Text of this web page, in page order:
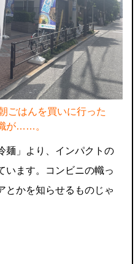
ごはんを買いに行った
が……。
麺」より、インパクトの
います。コンビニの幟っ
とかを知らせるものじゃ